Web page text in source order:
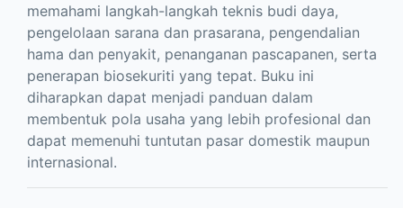
memahami langkah-langkah teknis budi daya,
pengelolaan sarana dan prasarana, pengendalian
hama dan penyakit, penanganan pascapanen, serta
penerapan biosekuriti yang tepat. Buku ini
diharapkan dapat menjadi panduan dalam
membentuk pola usaha yang lebih profesional dan
dapat memenuhi tuntutan pasar domestik maupun
internasional.